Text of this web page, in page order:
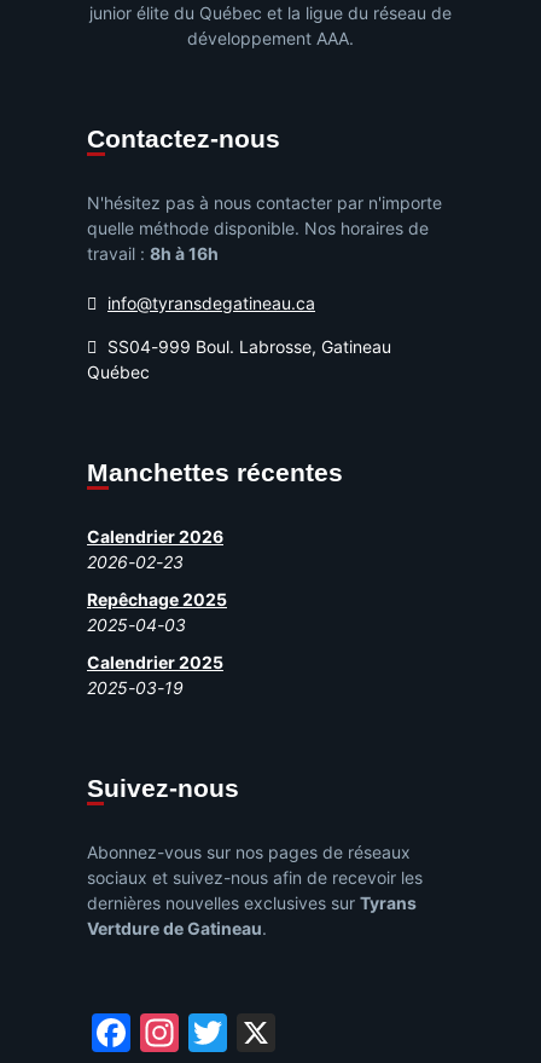
junior élite du Québec et la ligue du réseau de
développement AAA.
Contactez-nous
N'hésitez pas à nous contacter par n'importe
quelle méthode disponible. Nos horaires de
travail : 8h à 16h
info@tyransdegatineau.ca
SS04-999 Boul. Labrosse, Gatineau
Québec
Manchettes récentes
Calendrier 2026
2026-02-23
Repêchage 2025
2025-04-03
Calendrier 2025
2025-03-19
Suivez-nous
Abonnez-vous sur nos pages de réseaux
sociaux et suivez-nous afin de recevoir les
dernières nouvelles exclusives sur Tyrans
Vertdure de Gatineau.
Facebook
Instagram
Twitter